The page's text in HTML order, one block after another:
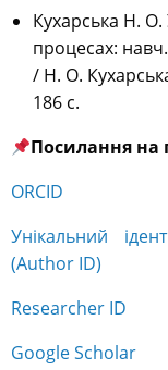
Кухарська Н. О.
процесах:
/ Н. О.
186 с.
Посилання на
ORCID
Унікальний
(Author ID)
Researcher ID
Google Scholar